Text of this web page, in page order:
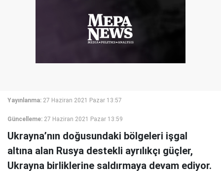
Yayınlanma: 27 Haziran 2021 Pazar 13:57
Güncelleme: 27 Haziran 2021 Pazar 13:59
Ukrayna’nın doğusundaki bölgeleri işgal
altına alan Rusya destekli ayrılıkçı güçler,
Ukrayna birliklerine saldırmaya devam ediyor.